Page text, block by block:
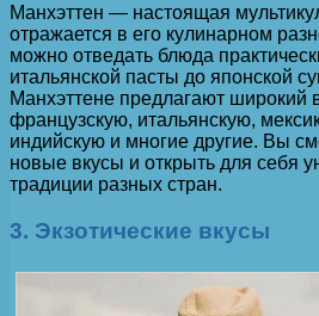
Манхэттен — настоящая
отражается в его кулинарном
можно отведать блюда
итальянской пасты до японской
Манхэттене предлагают широкий
французскую, итальянскую,
индийскую и многие другие. Вы
новые вкусы и открыть для себя
традиции разных стран.
3. Экзотические вкусы